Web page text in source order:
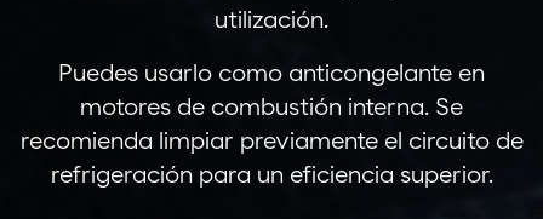
utilización.
Puedes usarlo como anticongelante en
motores de combustión interna. Se
recomienda limpiar previamente el circuito de
refrigeración para un eficiencia superior.